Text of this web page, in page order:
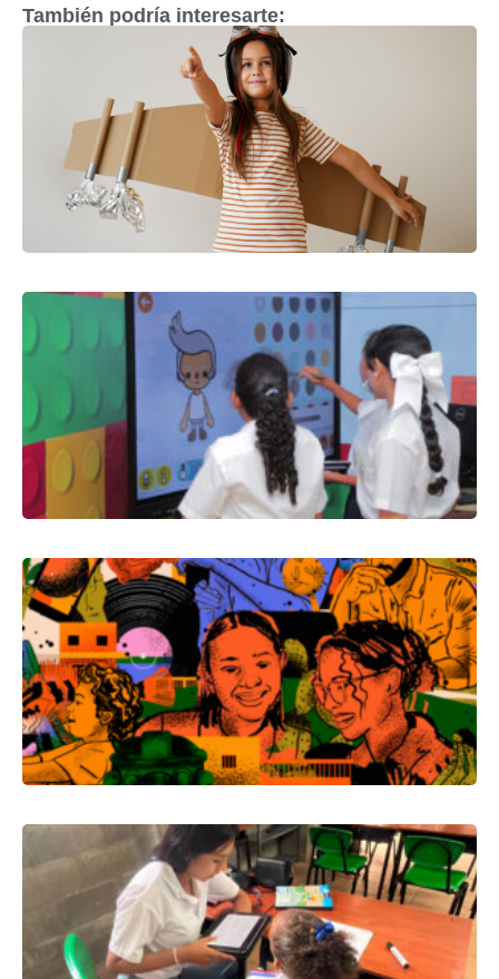
También podría interesarte: